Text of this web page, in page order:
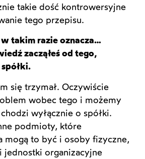
takie dość kontrowersyjne
tego przepisu.
takim razie oznacza…
zacząłeś od tego,
się trzymał. Oczywiście
wobec tego i możemy
wyłącznie o spółki.
podmioty, które
mogą to być i osoby fizyczne,
jednostki organizacyjne